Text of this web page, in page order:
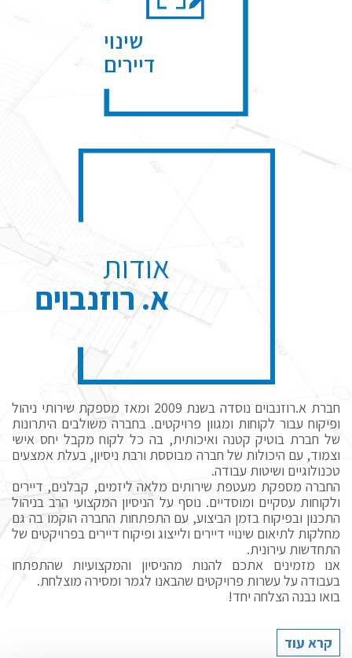
שינוי
דיירים
אודות
א. רוזנבוים
חברת א.רוזנבוים נוסדה בשנת 2009 ומאז מספקת שירותי ניהול
ופיקוח עבור לקוחות ומגוון פרויקטים. בחברה משולבים היתרונות
של חברת בוטיק קטנה ואיכותית, בה כל לקוח מקבל יחס אישי
וצמוד, עם היכולות של חברה מבוססת ורבת ניסיון, בעלת אמצעים
טכנולוגיים ושיטות עבודה.
החברה מספקת מעטפת שירותים מלאה ליזמים, קבלנים, דיירים
ולקוחות עסקיים ומוסדיים. נוסף על הניסיון המקצועי הרב בניהול
התכנון ובפיקוח בזמן הביצוע, עם התפתחות החברה הוקמו בה גם
מחלקות לתיאום שינויי דיירים ולייצוג ופיקוח דיירים בפרויקטים של
התחדשות עירונית.
אנו מזמינים אתכם להנות מהניסיון והמקצועיות שהתפתחו
בעבודה על עשרות פרויקטים שהבאנו לגמר ומסירה מוצלחת.
בואו נבנה הצלחה יחד!
קרא עוד